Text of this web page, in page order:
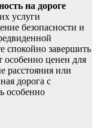
на дороге
услуги
безопасности и
спокойно завершить
особенно ценен для
расстояния или
дорога с
особенно